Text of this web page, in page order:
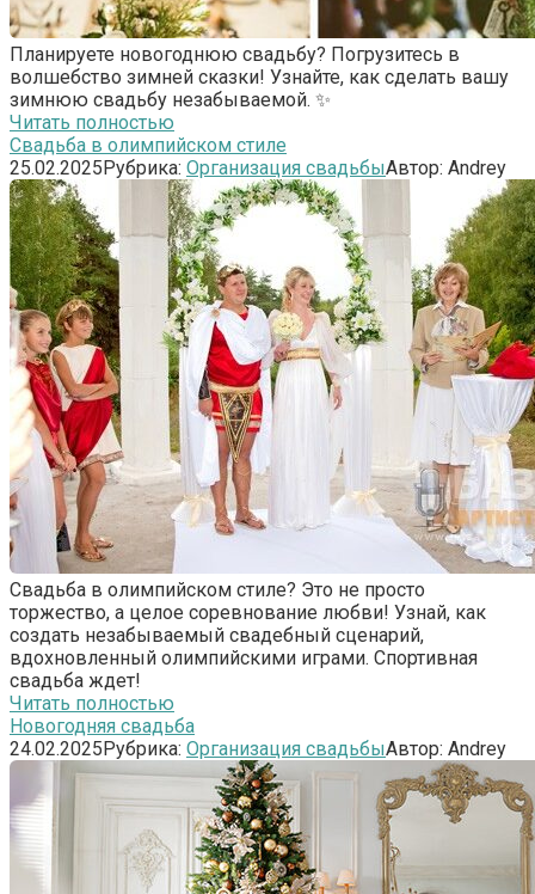
Планируете новогоднюю свадьбу? Погрузитесь в
волшебство зимней сказки! Узнайте, как сделать вашу
зимнюю свадьбу незабываемой. ✨
Читать полностью
Свадьба в олимпийском стиле
25.02.2025Рубрика: Организация свадьбыАвтор: Andrey
Свадьба в олимпийском стиле? Это не просто
торжество, а целое соревнование любви! Узнай, как
создать незабываемый свадебный сценарий,
вдохновленный олимпийскими играми. Спортивная
свадьба ждет!
Читать полностью
Новогодняя свадьба
24.02.2025Рубрика: Организация свадьбыАвтор: Andrey